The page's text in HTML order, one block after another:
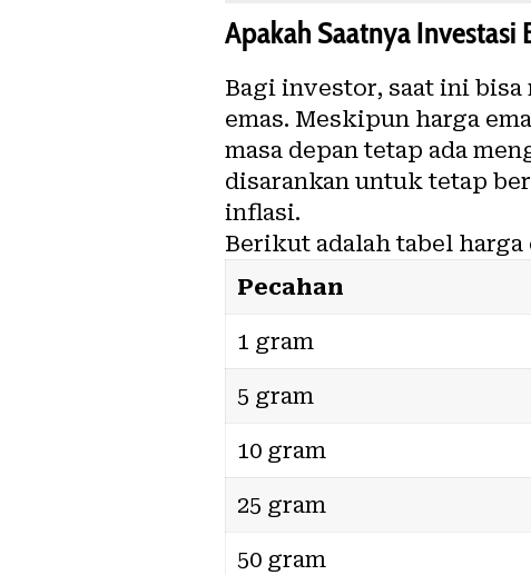
Apakah Saatnya Investasi
Bagi investor, saat ini
emas. Meskipun harga
masa depan tetap ada
disarankan untuk tetap
inflasi.
Berikut adalah tabel
Pecahan
1 gram
5 gram
10 gram
25 gram
50 gram